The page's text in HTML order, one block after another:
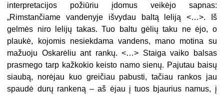
interpretacijos požiūriu įdomus veikėjo sapnas:
„Rimstančiame vandenyje išvydau baltą leliją <…>. Iš
gelmės niro lelijų takas. Tuo baltu gėlių taku ne ėjo, o
plaukė, kojomis nesiekdama vandens, mano motina su
mažuoju Oskarėliu ant rankų. <…> Staiga vaiko balsas
prasmego tarp kažkokio keisto namo sienų. Pajutau baisų
siaubą, norėjau kuo greičiau pabusti, tačiau rankos jau
spaudė durų rankeną – aš ėjau į tuos bjaurius namus, į